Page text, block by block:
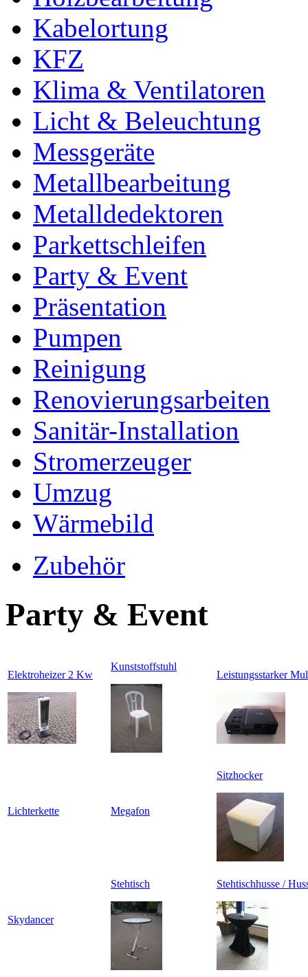
Kabelortung
KFZ
Klima & Ventilatoren
Licht & Beleuchtung
Messgeräte
Metallbearbeitung
Metalldedektoren
Parkettschleifen
Party & Event
Präsentation
Pumpen
Reinigung
Renovierungsarbeiten
Sanitär-Installation
Stromerzeuger
Umzug
Wärmebild
Zubehör
Party & Event
Elektroheizer 2 Kw
Kunststoffstuhl
Leistungsstarker
Lichterkette Megafon
Sitzhocker
Skydancer
Stehtisch Stehtischhusse /